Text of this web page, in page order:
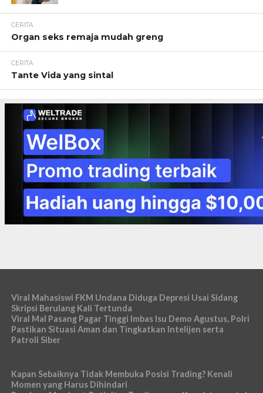
CERITA
Organ seks remaja mudah greng
CERITA
Tante Vida yang sintal
Viral Mahasiswi FKM Undana Diduga Depresi Usai Sidang
Skripsi Berulang Kali Tertunda
Viral Mal Pasang Pagar Tinggi Imbas Isu Demo Agustus, Polri
Pastikan Situasi Aman dan Tingkatkan Intelijen serta
Patroli Siber
Kapan Sebaiknya Tidak Membuka Posisi Trading? Kenali
Momen yang Harus Dihindari